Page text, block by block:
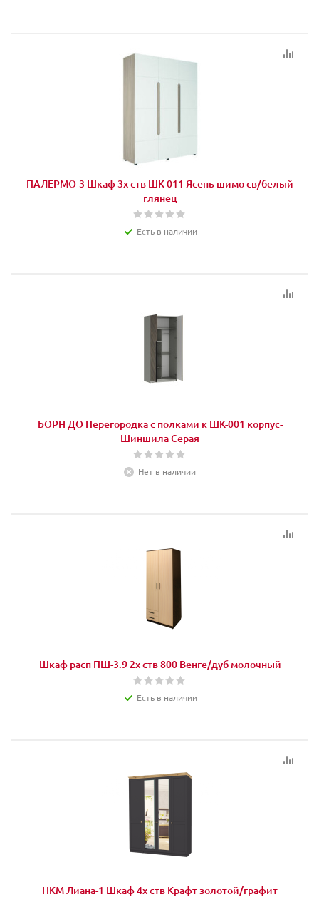
ПАЛЕРМО-3 Шкаф 3х ств ШК 011 Ясень шимо св/белый
глянец
Есть в наличии
БОРН ДО Перегородка с полками к ШК-001 корпус-
Шиншила Серая
Нет в наличии
Шкаф расп ПШ-3.9 2х ств 800 Венге/дуб молочный
Есть в наличии
НКМ Лиана-1 Шкаф 4х ств Крафт золотой/графит